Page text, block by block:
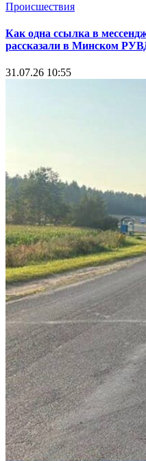
Происшествия
Как одна ссылка в
рассказали в Минском
31.07.26 10:55